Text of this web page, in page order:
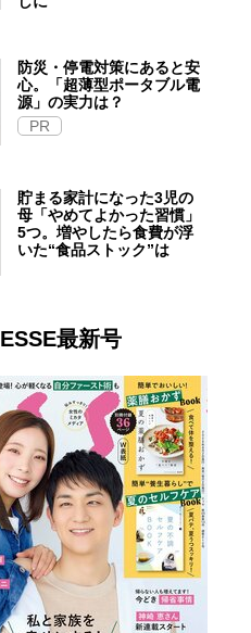
防災・停電対策にあると安
心。「超薄型ポータブル電
源」の実力は？​
PR
貯まる家計になった3児の
母「やめてよかった習慣」
5つ。増やしたら食費が浮
いた“食品ストック”は
ESSE最新号